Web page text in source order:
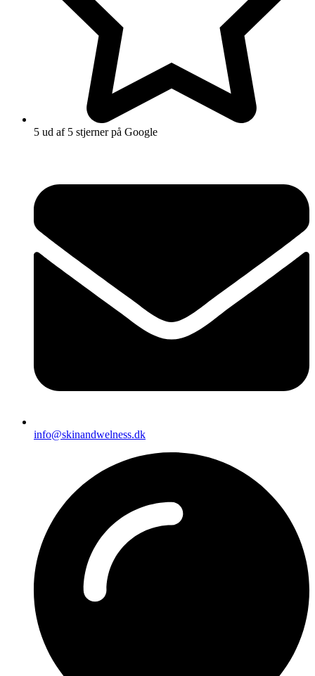
5 ud af 5 stjerner på Google
info@skinandwelness.dk